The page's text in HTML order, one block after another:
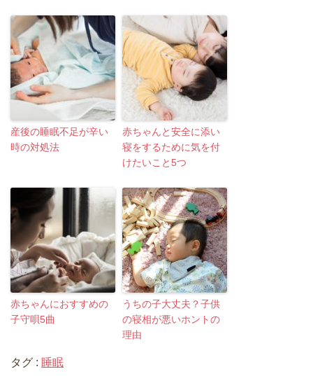
産後の睡眠不足が辛い
時の対処法
赤ちゃんと安全に添い
寝をするために気を付
けたいこと5つ
赤ちゃんにおすすめの
子守唄5曲
うちの子大丈夫？子供
の寝相が悪いホントの
理由
タグ : 睡眠